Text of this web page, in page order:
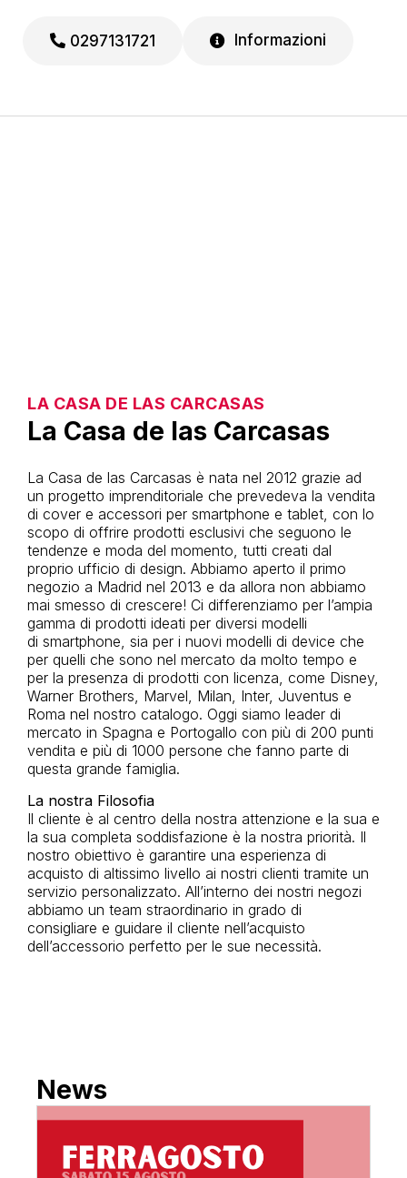
0297131721 Informazioni
LA CASA DE LAS CARCASAS
La Casa de las Carcasas
La Casa de las Carcasas è nata nel 2012 grazie ad
un progetto imprenditoriale che prevedeva la vendita
di cover e accessori per smartphone e tablet, con lo
scopo di offrire prodotti esclusivi che seguono le
tendenze e moda del momento, tutti creati dal
proprio ufficio di design. Abbiamo aperto il primo
negozio a Madrid nel 2013 e da allora non abbiamo
mai smesso di crescere! Ci differenziamo per l’ampia
gamma di prodotti ideati per diversi modelli
di smartphone, sia per i nuovi modelli di device che
per quelli che sono nel mercato da molto tempo e
per la presenza di prodotti con licenza, come Disney,
Warner Brothers, Marvel, Milan, Inter, Juventus e
Roma nel nostro catalogo. Oggi siamo leader di
mercato in Spagna e Portogallo con più di 200 punti
vendita e più di 1000 persone che fanno parte di
questa grande famiglia.
La nostra Filosofia
Il cliente è al centro della nostra attenzione e la sua e
la sua completa soddisfazione è la nostra priorità. Il
nostro obiettivo è garantire una esperienza di
acquisto di altissimo livello ai nostri clienti tramite un
servizio personalizzato. All’interno dei nostri negozi
abbiamo un team straordinario in grado di
consigliare e guidare il cliente nell’acquisto
dell’accessorio perfetto per le sue necessità.
News